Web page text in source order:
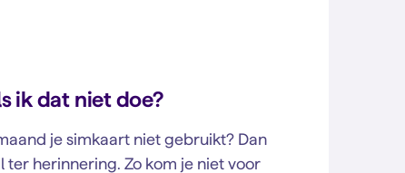
ik dat niet doe?
je simkaart niet gebruikt? Dan
ter herinnering. Zo kom je niet voor